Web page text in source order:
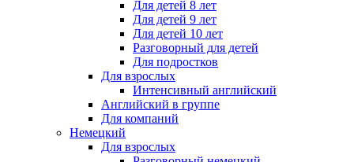
Для детей 8 лет
Для детей 9 лет
Для детей 10 лет
Разговорный для детей
Для подростков
Для взрослых
Интенсивный английский
Английский в группе
Для компаний
Немецкий
Для взрослых